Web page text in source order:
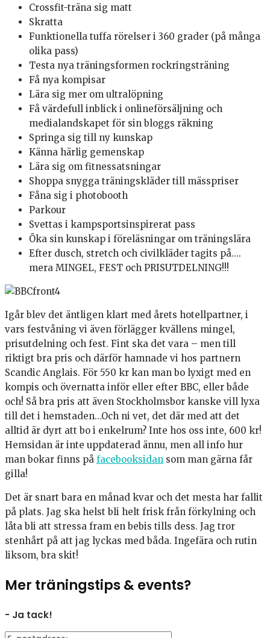
Crossfit-träna sig matt
Skratta
Funktionella tuffa rörelser i 360 grader (på många
olika pass)
Testa nya träningsformen rockringsträning
Få nya kompisar
Lära sig mer om ultralöpning
Få värdefull inblick i onlineförsäljning och
medialandskapet för sin bloggs räkning
Springa sig till ny kunskap
Känna härlig gemenskap
Lära sig om fitnessatsningar
Shoppa snygga träningskläder till mässpriser
Fåna sig i photobooth
Parkour
Svettas i kampsportsinspirerat pass
Öka sin kunskap i föreläsningar om träningslära
Efter dusch, stretch och civilkläder tagits på….
mera MINGEL, FEST och PRISUTDELNING!!!
Igår blev det äntligen klart med årets hotellpartner, i
vars festvåning vi även förlägger kvällens mingel,
prisutdelning och fest. Fint ska det vara – men till
riktigt bra pris och därför hamnade vi hos partnern
Scandic Anglais. För 550 kr kan man bo lyxigt med en
kompis och övernatta inför eller efter BBC, eller både
och! Så bra pris att även Stockholmsbor kanske vill lyxa
till det i hemstaden…Och ni vet, det där med att det
alltid är dyrt att bo i enkelrum? Inte hos oss inte, 600 kr!
Hemsidan är inte uppdaterad ännu, men all info hur
man bokar finns på facebooksidan som man gärna får
gilla!
Det är snart bara en månad kvar och det mesta har fallit
på plats. Jag ska helst bli helt frisk från förkylning och
låta bli att stressa fram en bebis tills dess. Jag tror
stenhårt på att jag lyckas med båda. Ingefära och rutin
liksom, bra skit!
Mer träningstips & events?
- Ja tack!